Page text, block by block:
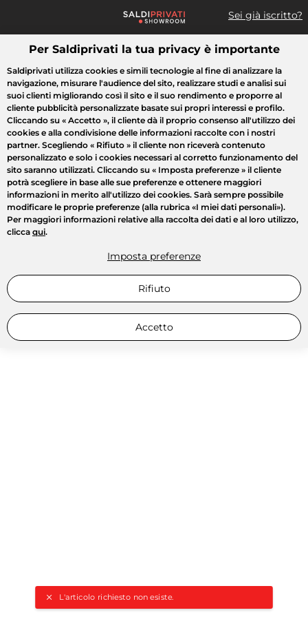
Sei già iscritto?
Cosa cerchi?
L'articolo richiesto non esiste.
Tutte le vendite Moda Casa Bellezza Elettrodomestici
Per Saldiprivati la tua privacy è importante
Saldiprivati utilizza cookies e simili tecnologie al fine di analizzare la
navigazione, misurare l'audience del sito, realizzare studi e analisi sui
suoi clienti migliorando così il sito e il suo rendimento e proporre al
cliente pubblicità personalizzate basate sui propri interessi e profilo.
Cliccando su « Accetto », il cliente dà il proprio consenso all'utilizzo dei
cookies e alla condivisione delle informazioni raccolte con i nostri
partner. Scegliendo « Rifiuto » il cliente non riceverà contenuto
personalizzato e solo i cookies necessari al corretto funzionamento del
sito saranno utilizzati. Cliccando su « Imposta preferenze » il cliente
potrà scegliere in base alle sue preferenze e ottenere maggiori
informazioni in merito all'utilizzo dei cookies. Sarà sempre possibile
modificare le proprie preferenze (alla rubrica «I miei dati personali»).
Per maggiori informazioni relative alla raccolta dei dati e al loro utilizzo,
clicca qui.
Imposta preferenze
Rifiuto
Accetto